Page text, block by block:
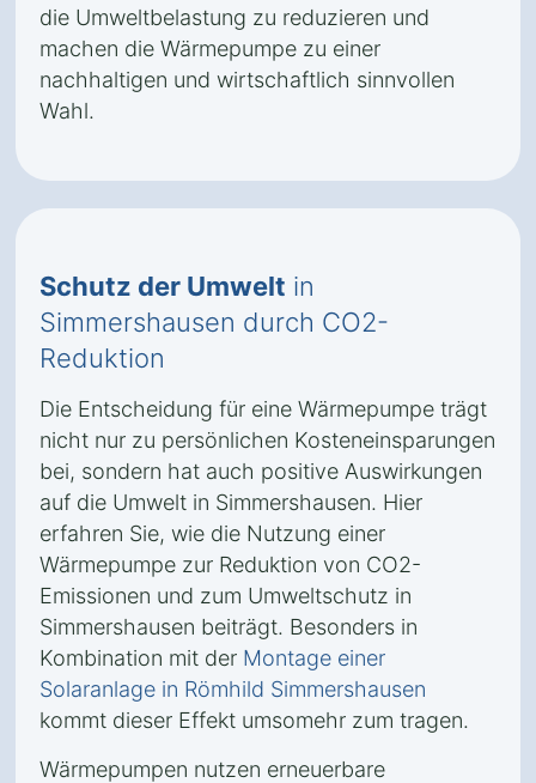
die Umweltbelastung zu reduzieren und
machen die Wärmepumpe zu einer
nachhaltigen und wirtschaftlich sinnvollen
Wahl.
Schutz der Umwelt in
Simmershausen durch CO2-
Reduktion
Die Entscheidung für eine Wärmepumpe trägt
nicht nur zu persönlichen Kosteneinsparungen
bei, sondern hat auch positive Auswirkungen
auf die Umwelt in Simmershausen. Hier
erfahren Sie, wie die Nutzung einer
Wärmepumpe zur Reduktion von CO2-
Emissionen und zum Umweltschutz in
Simmershausen beiträgt. Besonders in
Kombination mit der Montage einer
Solaranlage in Römhild Simmershausen
kommt dieser Effekt umsomehr zum tragen.
Wärmepumpen nutzen erneuerbare